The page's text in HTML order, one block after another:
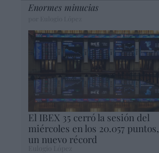
Enormes minucias
El IBEX 35 cerró la sesión del
miércoles en los 20.057 puntos,
un nuevo récord